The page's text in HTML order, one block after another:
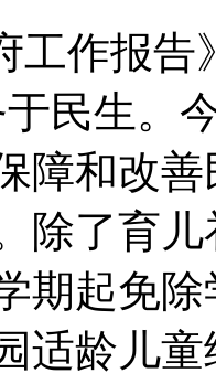
工作报告
民生。
障和改
除了育
期起免
适龄儿